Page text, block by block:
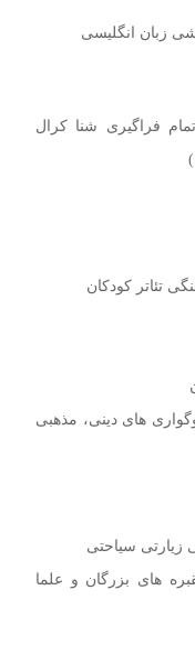
زبان انگلیسی
فراگیری شنا کرال
تئاتر کودکان
های دینی، مذهبی
زیارتی سیاحتی
های بزرگان و علما